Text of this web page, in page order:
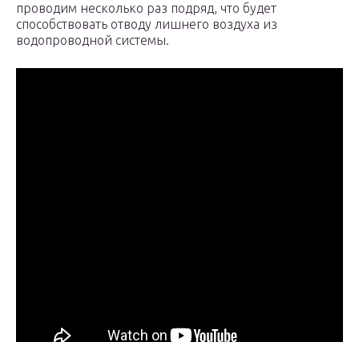
проводим несколько раз подряд, что будет
способствовать отводу лишнего воздуха из
водопроводной системы.